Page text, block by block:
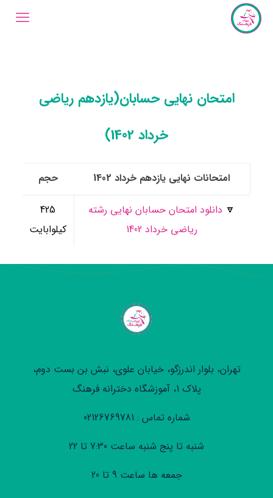
امتحان نهایی حسابان(یازدهم ریاضی
خرداد 1402)
امتحانات نهایی یازدهم خرداد 1402 حجم
🔽 دانلود امتحان حسابان نهایی رشته
ریاضی خرداد 1402
425
کیلوابایت
تهران، بلوار اندرزگو، خیابان علوی، نبش بن بست دوم،
پلاک 1، آموزشگاه دخترانه فرهنگ
شماره تماس : 02126769781
شنبه تا پنج شنبه ساعت 7:30 تا 22
جمعه ها ساعت 9 تا 20